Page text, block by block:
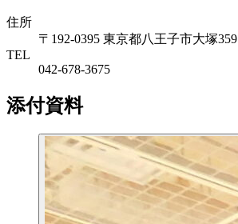
住所
〒192-0395 東京都八王子市大塚359
TEL
042-678-3675
添付資料